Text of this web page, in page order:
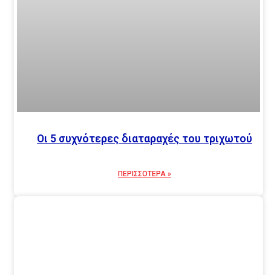
Οι 5 συχνότερες διαταραχές του τριχωτού
ΠΕΡΙΣΣΟΤΕΡΑ »